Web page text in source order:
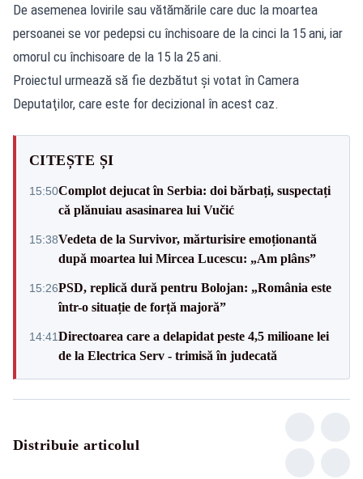
De asemenea lovirile sau vătămările care duc la moartea
persoanei se vor pedepsi cu închisoare de la cinci la 15 ani, iar
omorul cu închisoare de la 15 la 25 ani.
Proiectul urmează să fie dezbătut şi votat în Camera
Deputaţilor, care este for decizional în acest caz.
CITEȘTE ȘI
15:50Complot dejucat în Serbia: doi bărbați, suspectați
că plănuiau asasinarea lui Vučić
15:38Vedeta de la Survivor, mărturisire emoționantă
după moartea lui Mircea Lucescu: „Am plâns”
15:26PSD, replică dură pentru Bolojan: „România este
într-o situație de forță majoră”
14:41Directoarea care a delapidat peste 4,5 milioane lei
de la Electrica Serv - trimisă în judecată
Distribuie articolul